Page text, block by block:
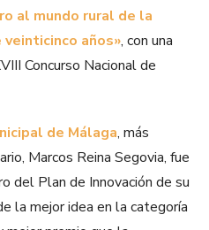
al mundo rural de la
años», con una
Concurso Nacional de
de Málaga, más
Marcos Reina Segovia, fue
del Plan de Innovación de su
la mejor idea en la categoría